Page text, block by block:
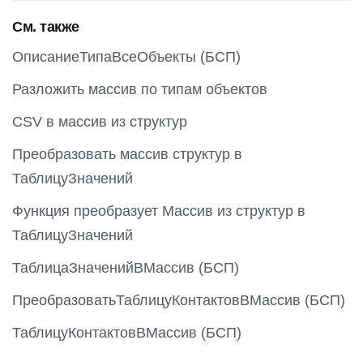
См. также
ОписаниеТипаВсеОбъекты (БСП)
Разложить массив по типам объектов
CSV в массив из структур
Преобразовать массив структур в
ТаблицуЗначений
Функция преобразует Массив из структур в
ТаблицуЗначений
ТаблицаЗначенийВМассив (БСП)
ПреобразоватьТаблицуКонтактовВМассив (БСП)
ТаблицуКонтактовВМассив (БСП)